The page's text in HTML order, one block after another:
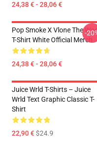
24,38 € - 28,06 €
Pop Smoke X Vlone The
T-Shirt White Official Merch
24,38 € - 28,06 €
-
Juice Wrld T-Shirts – Juice
Wrld Text Graphic Classic T-
Shirt
22,90 €$24.9